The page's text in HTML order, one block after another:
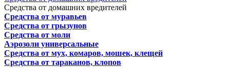
Средства от домашних вредителей
Средства от муравьев
Средства от грызунов
Средства от моли
Аэрозоли универсальные
Средства от мух, комаров, мошек, клещей
Средства от тараканов, клопов